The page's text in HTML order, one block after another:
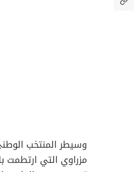
وسيطر المنتخب